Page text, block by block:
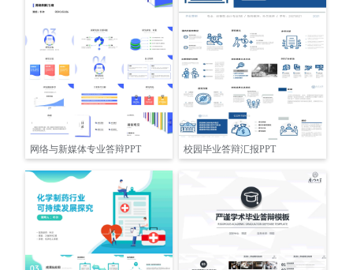
网络与新媒体专业答辩PPT 校园毕业答辩汇报PPT